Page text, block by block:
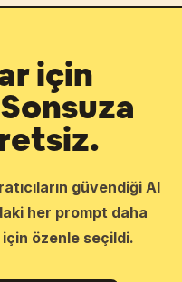
için
güvendiği AI
her prompt daha
için özenle seçildi.